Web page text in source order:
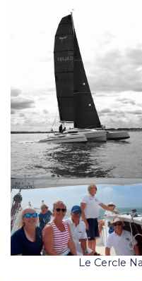
Le Cercle